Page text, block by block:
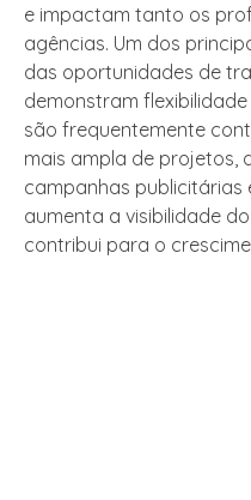
e impactam tanto os
agências. Um dos
das oportunidades de
demonstram
são frequentemente
mais ampla de projetos,
campanhas publicitárias
aumenta a visibilidade
contribui para o